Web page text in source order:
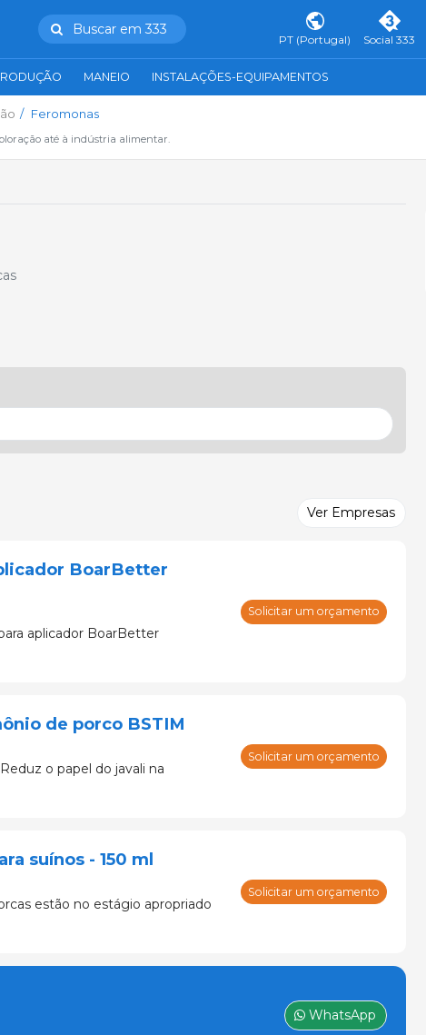
Buscar em 333
PT (Portugal) Social 333
MANEIO INSTALAÇÕES-EQUIPAMENTOS
Feromonas
até à indústria alimentar.
Ver Empresas
BoarBetter
aplicador BoarBetter
Solicitar um orçamento
de porco BSTIM
o papel do javali na
Solicitar um orçamento
suínos - 150 ml
estão no estágio apropriado
Solicitar um orçamento
WhatsApp